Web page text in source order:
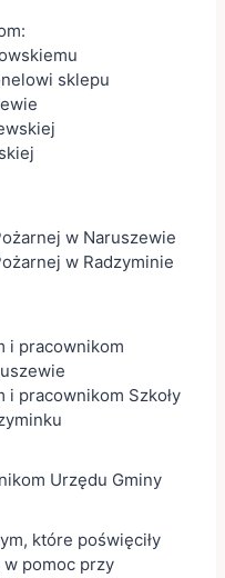
sklepu
w Naruszewie
w Radzyminie
i pracownikom
i pracownikom Szkoły
Urzędu Gminy
które poświęciły
w pomoc przy